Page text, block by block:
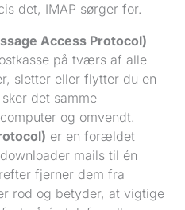
det, IMAP sørger for.
Access Protocol)
på tværs af alle
sletter eller flytter du en
det samme
og omvendt.
er en forældet
mails til én
fjerner dem fra
rod og betyder, at vigtige